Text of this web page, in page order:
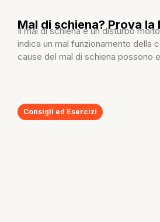
Mal di schiena? Prova la
Il mal di schiena è un disturbo
indica un mal funzionamento della
cause del mal di schiena possono
Consigli ed Esercizi